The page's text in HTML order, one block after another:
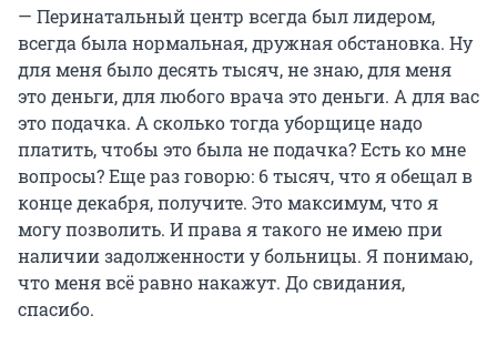
— Перинатальный центр всегда был лидером,
всегда была нормальная, дружная обстановка. Ну
для меня было десять тысяч, не знаю, для меня
это деньги, для любого врача это деньги. А для вас
это подачка. А сколько тогда уборщице надо
платить, чтобы это была не подачка? Есть ко мне
вопросы? Еще раз говорю: 6 тысяч, что я обещал в
конце декабря, получите. Это максимум, что я
могу позволить. И права я такого не имею при
наличии задолженности у больницы. Я понимаю,
что меня всё равно накажут. До свидания,
спасибо.